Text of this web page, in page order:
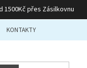
1500Kč přes Zásilkovnu
KONTAKTY